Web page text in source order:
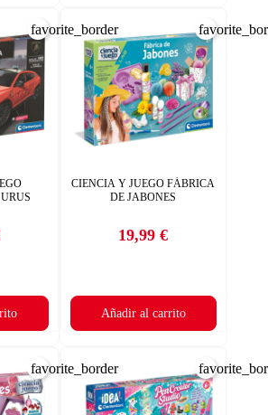
favorite_border
CIENCIA Y JUEGO FÁBRICA
DE JABONES
Precio
19,99 €
Añadir al carrito
favorite_border
DE DESEOS